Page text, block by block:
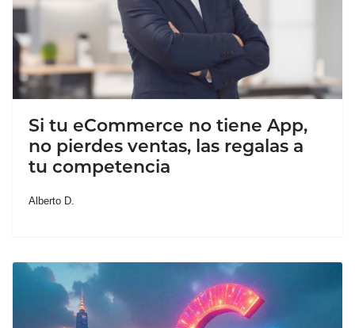
Si tu eCommerce no tiene App,
no pierdes ventas, las regalas a
tu competencia
Alberto D.